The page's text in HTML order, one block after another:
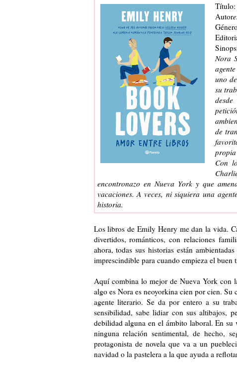
Título:
Autor
Nora
uno
su
de
propia
Con
encontronazo en Nueva York y que
vacaciones. A veces, ni siquiera una
historia.
Los libros de Emily Henry me dan la vida.
divertidos, románticos, con relaciones
ahora, todas sus historias están
imprescindible para cuando empieza el buen
Aquí combina lo mejor de Nueva York con
algo es Nora es neoyorkina cien por cien.
agente literario. Se da por entero a su
sensibilidad, sabe lidiar con sus altibajos,
debilidad alguna en el ámbito laboral. En
ninguna relación sentimental, de hecho,
protagonista de novela que va a un
navidad o la pastelera a la que ayuda a